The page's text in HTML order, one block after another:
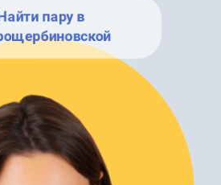
пару в